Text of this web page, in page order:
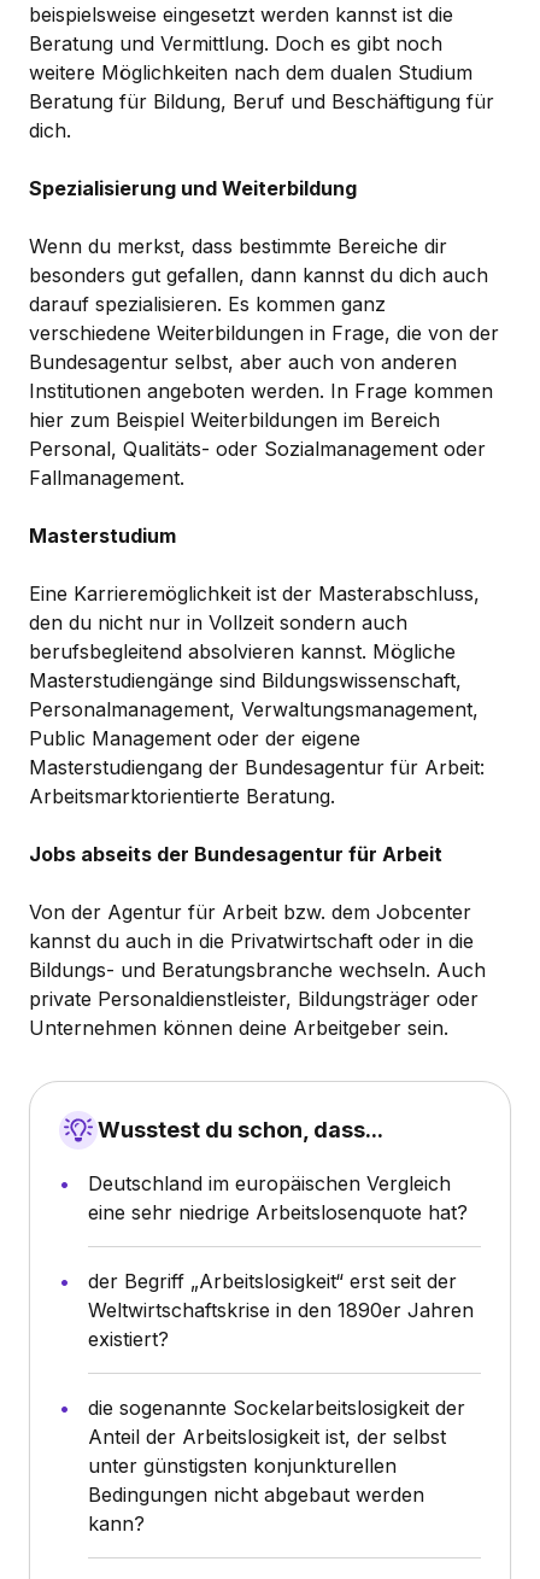
beispielsweise eingesetzt werden kannst ist die
Beratung und Vermittlung. Doch es gibt noch
weitere Möglichkeiten nach dem dualen Studium
Beratung für Bildung, Beruf und Beschäftigung für
dich.
Spezialisierung und Weiterbildung
Wenn du merkst, dass bestimmte Bereiche dir
besonders gut gefallen, dann kannst du dich auch
darauf spezialisieren. Es kommen ganz
verschiedene Weiterbildungen in Frage, die von der
Bundesagentur selbst, aber auch von anderen
Institutionen angeboten werden. In Frage kommen
hier zum Beispiel Weiterbildungen im Bereich
Personal, Qualitäts- oder Sozialmanagement oder
Fallmanagement.
Masterstudium
Eine Karrieremöglichkeit ist der Masterabschluss,
den du nicht nur in Vollzeit sondern auch
berufsbegleitend absolvieren kannst. Mögliche
Masterstudiengänge sind Bildungswissenschaft,
Personalmanagement, Verwaltungsmanagement,
Public Management oder der eigene
Masterstudiengang der Bundesagentur für Arbeit:
Arbeitsmarktorientierte Beratung.
Jobs abseits der Bundesagentur für Arbeit
Von der Agentur für Arbeit bzw. dem Jobcenter
kannst du auch in die Privatwirtschaft oder in die
Bildungs- und Beratungsbranche wechseln. Auch
private Personaldienstleister, Bildungsträger oder
Unternehmen können deine Arbeitgeber sein.
Wusstest du schon, dass...
Deutschland im europäischen Vergleich
eine sehr niedrige Arbeitslosenquote hat?
der Begriff „Arbeitslosigkeit“ erst seit der
Weltwirtschaftskrise in den 1890er Jahren
existiert?
die sogenannte Sockelarbeitslosigkeit der
Anteil der Arbeitslosigkeit ist, der selbst
unter günstigsten konjunkturellen
Bedingungen nicht abgebaut werden
kann?